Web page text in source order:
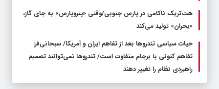
هت‌تریک ناکامی در پارس جنوبی/وقتی «پتروپارس» به جای گاز،
«بحران» تولید می‌کند
حیات سیاسی تندروها بعد از تفاهم ایران و آمریکا/ سبحانی‌فر:
تفاهم کنونی با برجام متفاوت است/ تندروها نمی‌توانند تصمیم
راهبردی نظام را تغییر دهند